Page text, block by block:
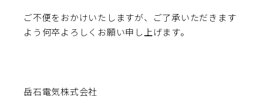
ご不便をおかけいたしますが、ご了承いただきます
よう何卒よろしくお願い申し上げます。
岳石電気株式会社